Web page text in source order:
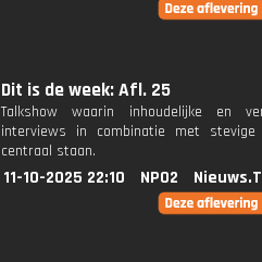
Dit is de week: Afl. 25
Talkshow waarin inhoudelijke en
interviews in combinatie met stevige
centraal staan.
11-10-2025 22:10 NPO2